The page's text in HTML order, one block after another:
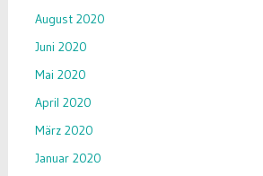
August 2020
Juni 2020
Mai 2020
April 2020
März 2020
Januar 2020